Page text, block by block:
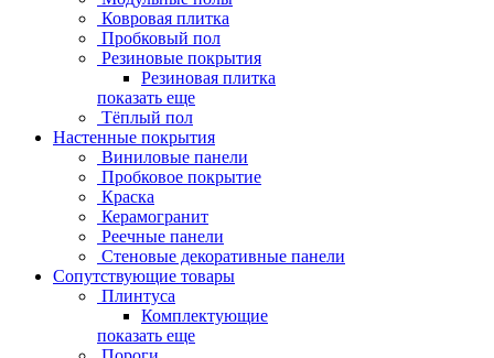
Ковровая плитка
Пробковый пол
Резиновые покрытия
Резиновая плитка
показать еще
Тёплый пол
Настенные покрытия
Виниловые панели
Пробковое покрытие
Краска
Керамогранит
Реечные панели
Стеновые декоративные панели
Сопутствующие товары
Плинтуса
Комплектующие
показать еще